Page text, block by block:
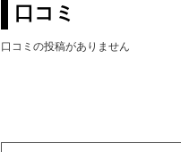
口コミ
口コミの投稿がありません